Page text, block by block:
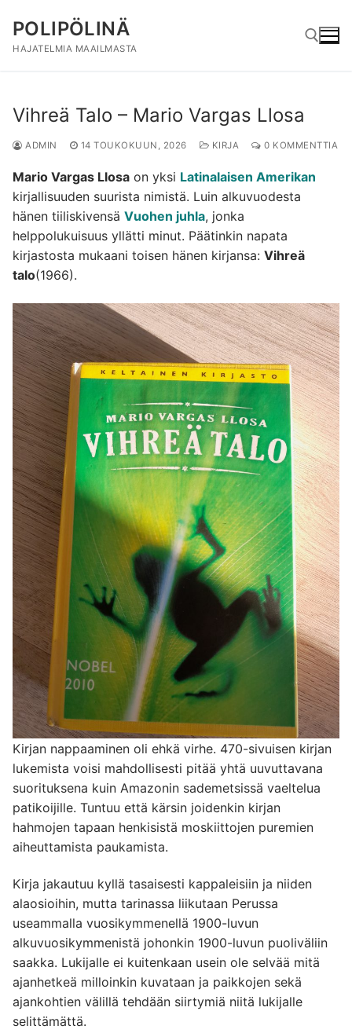
sisältöön
POLIPÖLINÄ
HAJATELMIA MAAILMASTA
Vihreä Talo – Mario Vargas Llosa
ADMIN 14 TOUKOKUUN, 2026 KIRJA 0 KOMMENTTIA
Mario Vargas Llosa on yksi Latinalaisen Amerikan
kirjallisuuden suurista nimistä. Luin alkuvuodesta
hänen tiiliskivensä Vuohen juhla, jonka
helppolukuisuus yllätti minut. Päätinkin napata
kirjastosta mukaani toisen hänen kirjansa: Vihreä
talo(1966).
Kirjan nappaaminen oli ehkä virhe. 470-sivuisen kirjan
lukemista voisi mahdollisesti pitää yhtä uuvuttavana
suorituksena kuin Amazonin sademetsissä vaeltelua
patikoijille. Tuntuu että kärsin joidenkin kirjan
hahmojen tapaan henkisistä moskiittojen puremien
aiheuttamista paukamista.
Kirja jakautuu kyllä tasaisesti kappaleisiin ja niiden
alaosioihin, mutta tarinassa liikutaan Perussa
useammalla vuosikymmenellä 1900-luvun
alkuvuosikymmenistä johonkin 1900-luvun puoliväliin
saakka. Lukijalle ei kuitenkaan usein ole selvää mitä
ajanhetkeä milloinkin kuvataan ja paikkojen sekä
ajankohtien välillä tehdään siirtymiä niitä lukijalle
selittämättä.